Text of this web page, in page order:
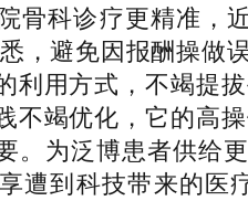
骨科诊疗更精准，
，避免因报酬操做
利用方式，不竭提
不竭优化，它的高
。为泛博患者供给
遭到科技带来的